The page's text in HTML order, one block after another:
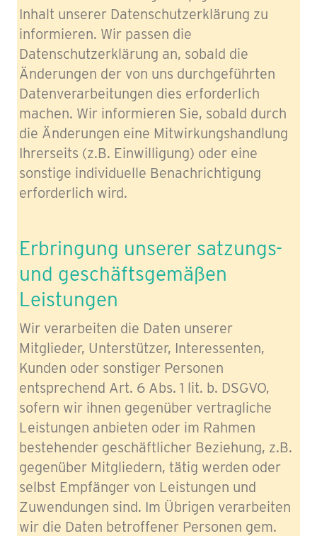
Inhalt unserer Datenschutzerklärung zu
informieren. Wir passen die
Datenschutzerklärung an, sobald die
Änderungen der von uns durchgeführten
Datenverarbeitungen dies erforderlich
machen. Wir informieren Sie, sobald durch
die Änderungen eine Mitwirkungshandlung
Ihrerseits (z.B. Einwilligung) oder eine
sonstige individuelle Benachrichtigung
erforderlich wird.
Erbringung unserer satzungs-
und geschäftsgemäßen
Leistungen
Wir verarbeiten die Daten unserer
Mitglieder, Unterstützer, Interessenten,
Kunden oder sonstiger Personen
entsprechend Art. 6 Abs. 1 lit. b. DSGVO,
sofern wir ihnen gegenüber vertragliche
Leistungen anbieten oder im Rahmen
bestehender geschäftlicher Beziehung, z.B.
gegenüber Mitgliedern, tätig werden oder
selbst Empfänger von Leistungen und
Zuwendungen sind. Im Übrigen verarbeiten
wir die Daten betroffener Personen gem.